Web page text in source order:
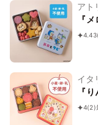
アト
『
4.43
イタ
『
4(2)